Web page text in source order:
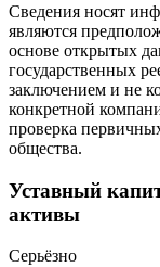
Сведения носят
являются
основе открытых
государственных
заключением и не
конкретной
проверка
общества.
Уставный
активы
Серьёзно